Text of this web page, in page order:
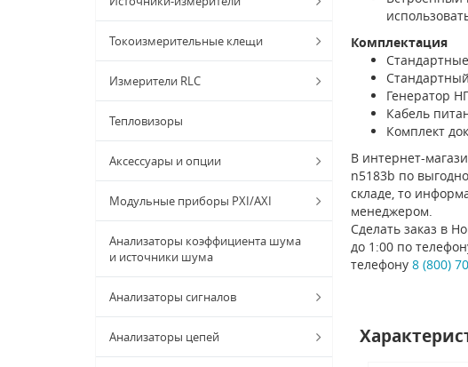
Токоизмерительные клещи
Измерители RLC
Тепловизоры
Аксессуары и опции
Модульные приборы PXI/AXI
Анализаторы коэффициента шума
и источники шума
Анализаторы сигналов
Анализаторы цепей
Комплектация
Генератор
Кабель
Комплект
В интернет-
n5183b по
складе, то
менеджером.
Сделать заказ в
до 1:00 по
телефону 8 (800)